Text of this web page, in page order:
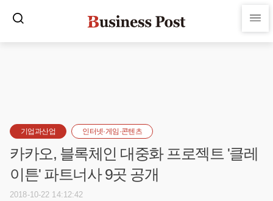
기업과산업 인터넷·게임·콘텐츠
카카오, 블록체인 대중화 프로젝트 '클레
이튼' 파트너사 9곳 공개
2018-10-22 14:12:42